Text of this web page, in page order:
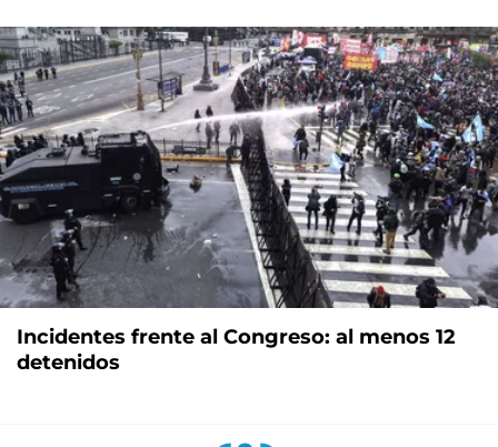
Incidentes frente al Congreso: al menos 12
detenidos